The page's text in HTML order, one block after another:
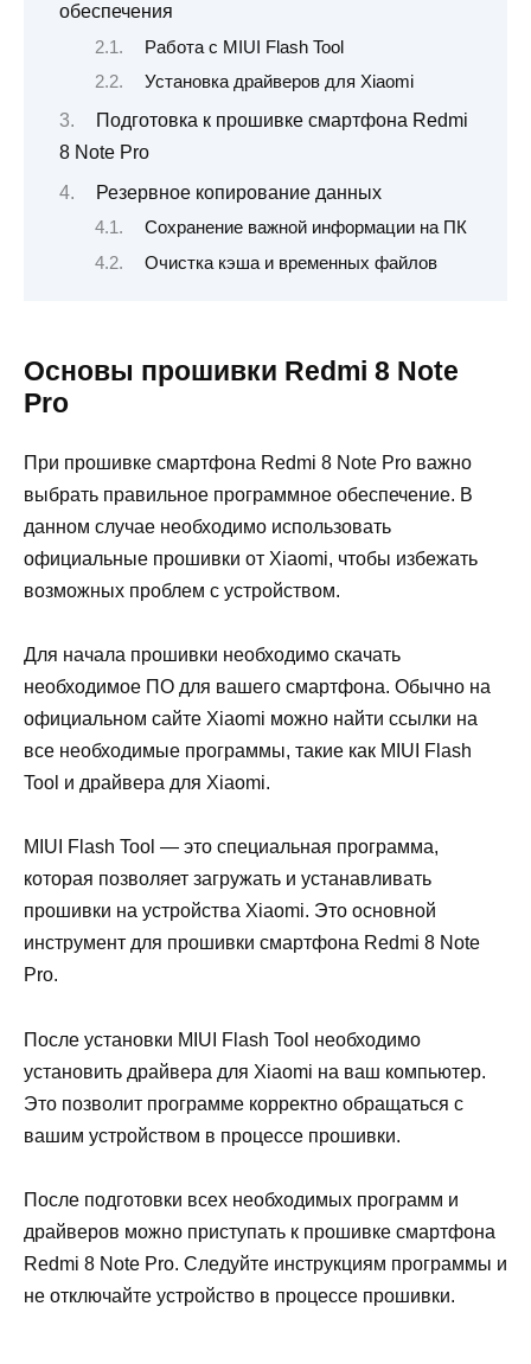
обеспечения
Работа с MIUI Flash Tool
Установка драйверов для Xiaomi
Подготовка к прошивке смартфона Redmi
8 Note Pro
Резервное копирование данных
Сохранение важной информации на ПК
Очистка кэша и временных файлов
Основы прошивки Redmi 8 Note
Pro
При прошивке смартфона Redmi 8 Note Pro важно
выбрать правильное программное обеспечение. В
данном случае необходимо использовать
официальные прошивки от Xiaomi, чтобы избежать
возможных проблем с устройством.
Для начала прошивки необходимо скачать
необходимое ПО для вашего смартфона. Обычно на
официальном сайте Xiaomi можно найти ссылки на
все необходимые программы, такие как MIUI Flash
Tool и драйвера для Xiaomi.
MIUI Flash Tool — это специальная программа,
которая позволяет загружать и устанавливать
прошивки на устройства Xiaomi. Это основной
инструмент для прошивки смартфона Redmi 8 Note
Pro.
После установки MIUI Flash Tool необходимо
установить драйвера для Xiaomi на ваш компьютер.
Это позволит программе корректно обращаться с
вашим устройством в процессе прошивки.
После подготовки всех необходимых программ и
драйверов можно приступать к прошивке смартфона
Redmi 8 Note Pro. Следуйте инструкциям программы и
не отключайте устройство в процессе прошивки.